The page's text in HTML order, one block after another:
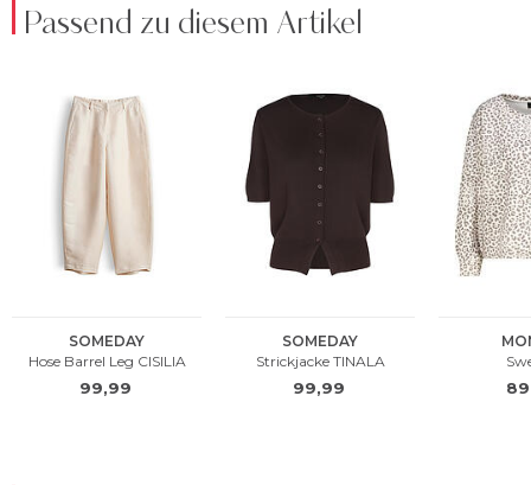
Passend zu diesem Artikel